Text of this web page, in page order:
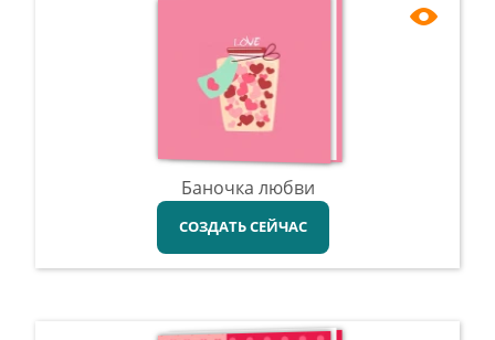
Баночка любви
СОЗДАТЬ СЕЙЧАС